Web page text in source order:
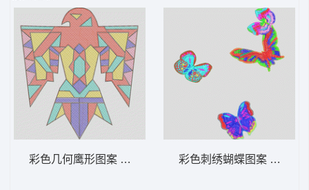
彩色几何鹰形图案 毛巾绣老鹰 彩色刺绣蝴蝶图案 蝴蝶